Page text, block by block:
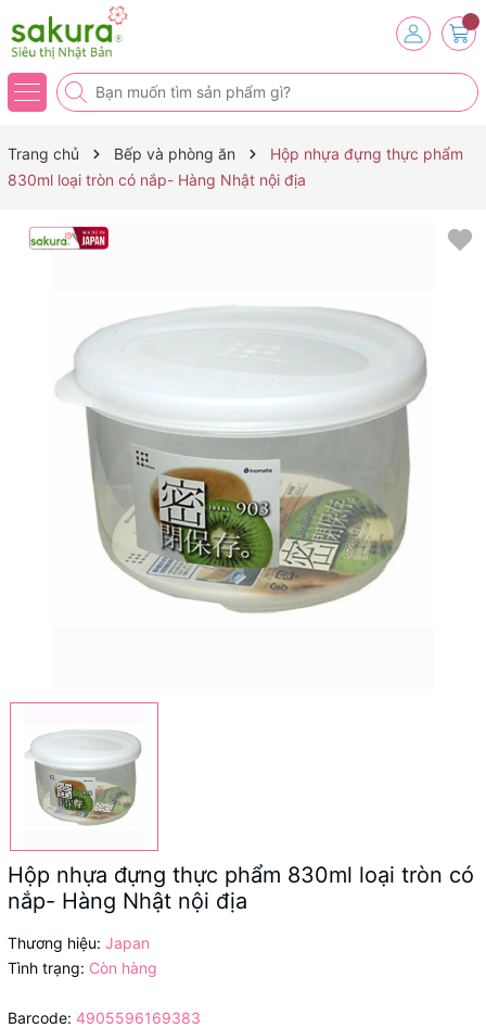
Trang chủ Bếp và phòng ăn
Hộp nhựa đựng thực phẩm
830ml loại tròn có nắp- Hàng Nhật nội địa
Hộp nhựa đựng thực phẩm 830ml loại tròn có
nắp- Hàng Nhật nội địa
Thương hiệu: Japan
Tình trạng: Còn hàng
Barcode: 4905596169383